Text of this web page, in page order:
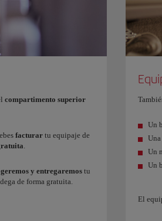
compartimento superior
facturar tu equipaje de
.
y entregaremos tu
de forma gratuita.
Un
Un
Un
El